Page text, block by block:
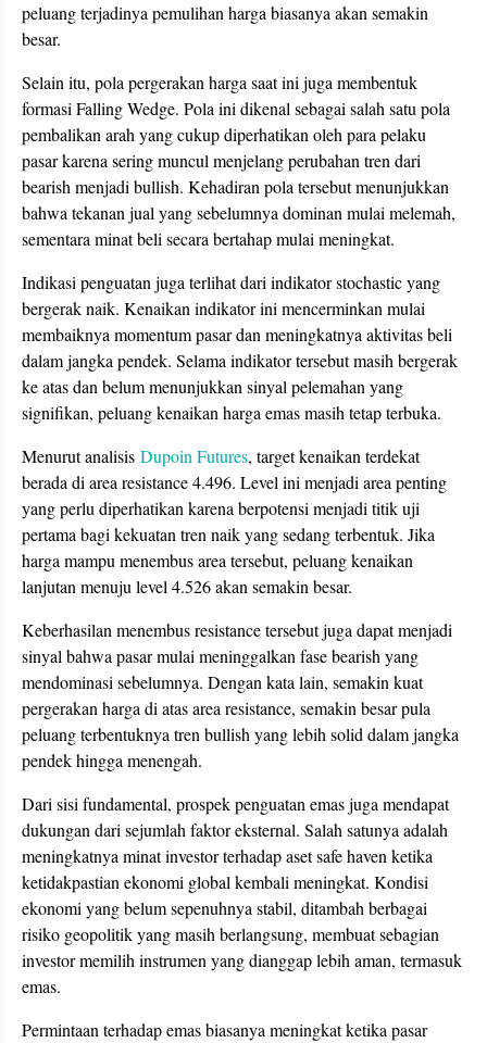
peluang terjadinya pemulihan harga biasanya akan semakin
besar.
Selain itu, pola pergerakan harga saat ini juga membentuk
formasi Falling Wedge. Pola ini dikenal sebagai salah satu pola
pembalikan arah yang cukup diperhatikan oleh para pelaku
pasar karena sering muncul menjelang perubahan tren dari
bearish menjadi bullish. Kehadiran pola tersebut menunjukkan
bahwa tekanan jual yang sebelumnya dominan mulai melemah,
sementara minat beli secara bertahap mulai meningkat.
Indikasi penguatan juga terlihat dari indikator stochastic yang
bergerak naik. Kenaikan indikator ini mencerminkan mulai
membaiknya momentum pasar dan meningkatnya aktivitas beli
dalam jangka pendek. Selama indikator tersebut masih bergerak
ke atas dan belum menunjukkan sinyal pelemahan yang
signifikan, peluang kenaikan harga emas masih tetap terbuka.
Menurut analisis Dupoin Futures, target kenaikan terdekat
berada di area resistance 4.496. Level ini menjadi area penting
yang perlu diperhatikan karena berpotensi menjadi titik uji
pertama bagi kekuatan tren naik yang sedang terbentuk. Jika
harga mampu menembus area tersebut, peluang kenaikan
lanjutan menuju level 4.526 akan semakin besar.
Keberhasilan menembus resistance tersebut juga dapat menjadi
sinyal bahwa pasar mulai meninggalkan fase bearish yang
mendominasi sebelumnya. Dengan kata lain, semakin kuat
pergerakan harga di atas area resistance, semakin besar pula
peluang terbentuknya tren bullish yang lebih solid dalam jangka
pendek hingga menengah.
Dari sisi fundamental, prospek penguatan emas juga mendapat
dukungan dari sejumlah faktor eksternal. Salah satunya adalah
meningkatnya minat investor terhadap aset safe haven ketika
ketidakpastian ekonomi global kembali meningkat. Kondisi
ekonomi yang belum sepenuhnya stabil, ditambah berbagai
risiko geopolitik yang masih berlangsung, membuat sebagian
investor memilih instrumen yang dianggap lebih aman, termasuk
emas.
Permintaan terhadap emas biasanya meningkat ketika pasar